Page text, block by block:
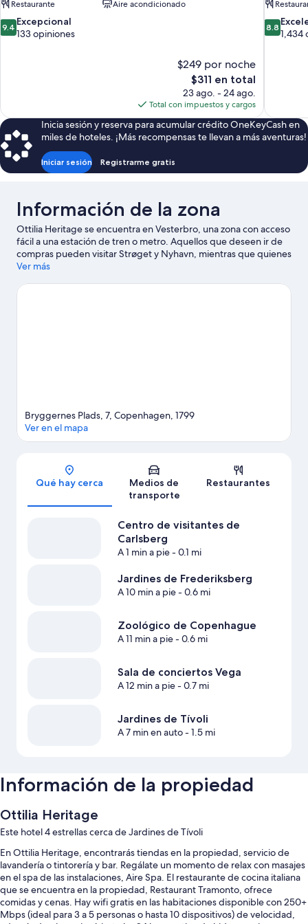
Restaurante Aire acondicionado
9.4
de
9.4 Excepcional
133 opiniones
$249 por noche
El
precio
actual
es
de
$311
$311 en total
23 ago. - 24 ago.
Total con impuestos y cargos
8.8
de
8.8
1,434
Inicia sesión y reserva para acumular crédito OneKeyCash en
miles de hoteles. ¡Más recompensas te llevan a más aventuras!
Iniciar sesión Registrarme gratis
Información de la zona
Ottilia Heritage se encuentra en Vesterbro, una zona con acceso
fácil a una estación de tren o metro. Aquellos que deseen ir de
compras pueden visitar Strøget y Nyhavn, mientras que quienes
quieran conocer los puntos de interés más populares de la zona
¿Buscas diversión? Puedes salir una noche a Scandic Sydhavnen
Ver más
Sección del mapa
Bryggernes Plads, 7, Copenhagen, 1799
Ver en el mapa
Qué hay cerca
Medios de
transporte
Restaurantes
Centro de visitantes de
Carlsberg
A 1 min a pie- 0.1 mi
Jardines de Frederiksberg
A 10 min a pie- 0.6 mi
Zoológico de Copenhague
A 11 min a pie- 0.6 mi
Sala de conciertos Vega
A 12 min a pie- 0.7 mi
Jardines de Tívoli
A 7 min en auto- 1.5 mi
Información de la propiedad
Ottilia Heritage
Este hotel 4 estrellas cerca de Jardines de Tívoli
En Ottilia Heritage, encontrarás tiendas en la propiedad, servicio de
lavandería o tintorería y bar. Regálate un momento de relax con masajes
en el spa de las instalaciones, Aire Spa. El restaurante de cocina italiana
que se encuentra en la propiedad, Restaurant Tramonto, ofrece
comidas y cenas. Hay wifi gratis en las habitaciones disponible con 250+
Mbps (ideal para 3 a 5 personas o hasta 10 dispositivos) de velocidad,